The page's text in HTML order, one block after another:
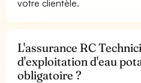
votre clientèle.
L'assurance RC
d'exploitation d'eau
obligatoire ?